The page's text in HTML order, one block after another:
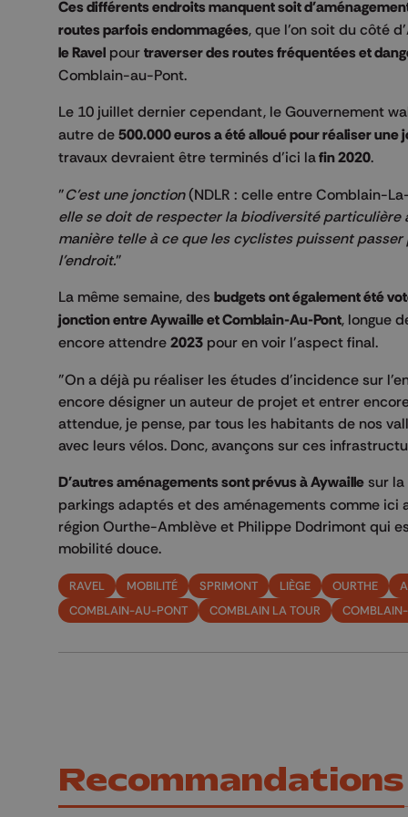
Ces différents endroits manquent soit
routes parfois endommagées, que l'on soit du côté
le Ravel pour traverser des routes fréquentées et
Comblain-au-Pont.
Le 10 juillet dernier cependant, le Gouvernement
autre de 500.000 euros a été alloué pour réaliser
travaux devraient être terminés d'ici lafin 2020.
"C'est une jonction(NDLR : celle entre Comblain-
elle se doit de respecter la biodiversité particulière
manière telle à ce que les cyclistes puissent
l'endroit."
La même semaine, des budgets ont également été
jonction entre Aywaille et Comblain-Au-Pont, longue
encore attendre 2023 pour en voir l'aspect final.
"On a déjà pu réaliser les études d'incidence sur
encore désigner un auteur de projet et entrer
attendue, je pense, par tous les habitants de nos
avec leurs vélos. Donc, avançons sur ces
D'autres aménagements sont prévus à Aywaille sur
parkings adaptés et des aménagements comme
région Ourthe-Amblève et Philippe Dodrimont qui
mobilité douce.
RAVEL MOBILITÉ SPRIMONT LIÈGE OURTHE
COMBLAIN-AU-PONT
COMBLAIN LA TOUR
Recommandations